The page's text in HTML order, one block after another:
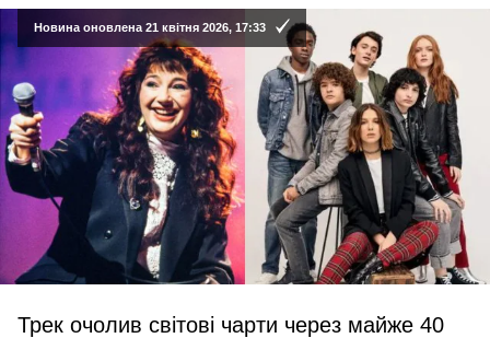
Новина оновлена 21 квітня 2026, 17:33
Трек очолив світові чарти через майже 40